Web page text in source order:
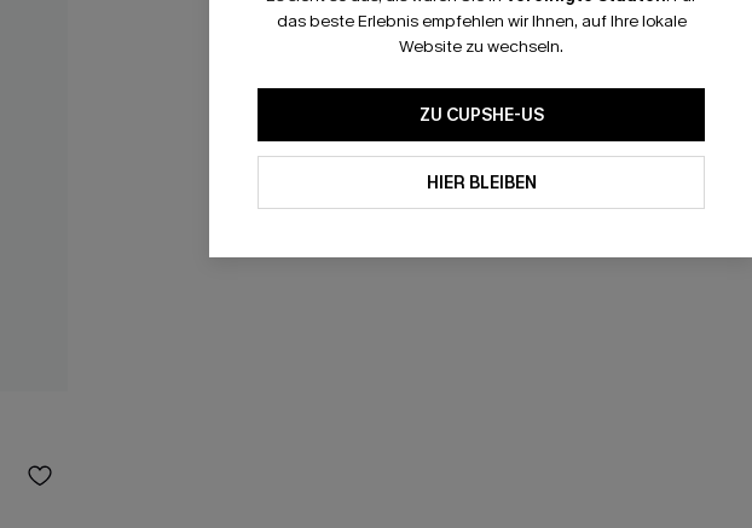
das beste Erlebnis empfehlen wir Ihnen, auf Ihre lokale
Website zu wechseln.
ZU CUPSHE-US
HIER BLEIBEN